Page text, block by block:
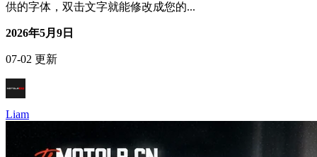
供的字体，双击文字就能修改成您的...
2026年5月9日
07-02 更新
Liam